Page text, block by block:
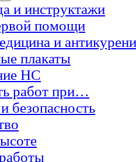
и инструктажи
помощи
и
плакаты
НС
работ при…
безопасность